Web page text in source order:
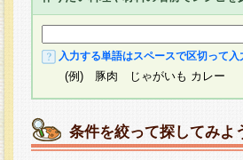
入力する単語はスペースで区切って
(例) 豚肉 じゃがいも カレー
条件を絞って探してみよ